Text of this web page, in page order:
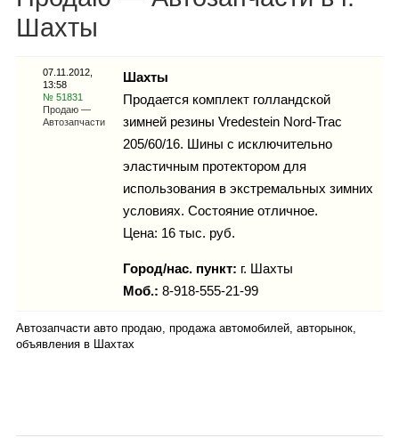
Инфо
Гороскоп
Карты
Шахты
07.11.2012,
13:58
№ 51831
Продаю —
Автозапчасти
Шахты
Продается комплект голландской
зимней резины Vredestein Nord-Trac
205/60/16. Шины с исключительно
эластичным протектором для
использования в экстремальных зимних
условиях. Состояние отличное.
Цена: 16 тыс. руб.
Город/нас. пункт: г. Шахты
Моб.: 8-918-555-21-99
Автозапчасти авто продаю, продажа автомобилей, авторынок,
объявления в Шахтах